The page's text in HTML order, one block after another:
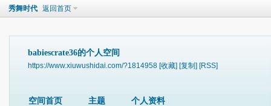
秀舞时代 返回首页
babiescrate36的个人空间
https://www.xiuwushidai.com/?1814958 [收藏] [复制] [RSS]
空间首页 主题 个人资料